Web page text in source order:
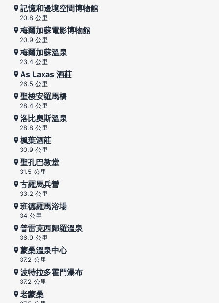
記憶和邊境空間博物館
20.8 公里
梅爾加蘇電影博物館
20.9 公里
梅爾加蘇溫泉
23.4 公里
As Laxas 酒莊
26.5 公里
聖梭安羅馬橋
28.4 公里
洛比奧斯溫泉
28.8 公里
楓葉酒莊
30.9 公里
聖孔巴教堂
31.5 公里
古羅馬兵營
33.2 公里
班德羅馬浴場
34 公里
普雷克西歸羅溫泉
36.9 公里
蒙桑溫泉中心
37.2 公里
波特拉多霍門瀑布
37.2 公里
老蒙桑